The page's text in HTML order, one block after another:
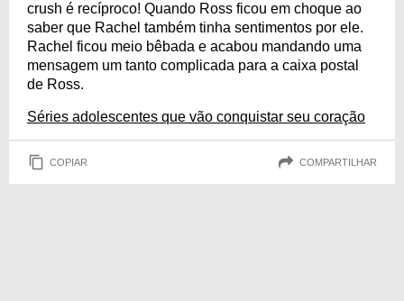
crush é recíproco! Quando Ross ficou em choque ao
saber que Rachel também tinha sentimentos por ele.
Rachel ficou meio bêbada e acabou mandando uma
mensagem um tanto complicada para a caixa postal
de Ross.
Séries adolescentes que vão conquistar seu coração
COPIAR COMPARTILHAR